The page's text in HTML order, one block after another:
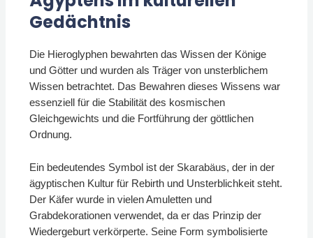
Gedächtnis
Die Hieroglyphen bewahrten das Wissen der Könige
und Götter und wurden als Träger von unsterblichem
Wissen betrachtet. Das Bewahren dieses Wissens war
essenziell für die Stabilität des kosmischen
Gleichgewichts und die Fortführung der göttlichen
Ordnung.
Ein bedeutendes Symbol ist der Skarabäus, der in der
ägyptischen Kultur für Rebirth und Unsterblichkeit steht.
Der Käfer wurde in vielen Amuletten und
Grabdekorationen verwendet, da er das Prinzip der
Wiedergeburt verkörperte. Seine Form symbolisierte